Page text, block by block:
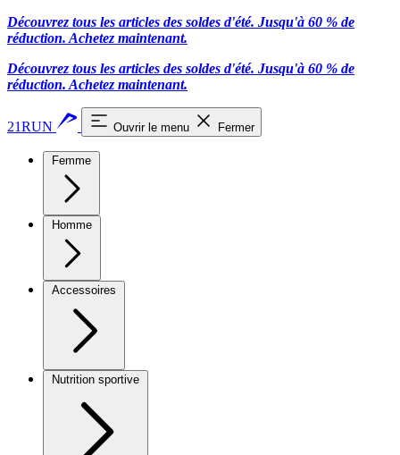
Découvrez tous les articles des soldes d'été. Jusqu'à 60 % de
réduction. Achetez maintenant.
Découvrez tous les articles des soldes d'été. Jusqu'à 60 % de
réduction. Achetez maintenant.
21RUN Ouvrir le menu Fermer
Femme
Homme
Accessoires
Nutrition sportive